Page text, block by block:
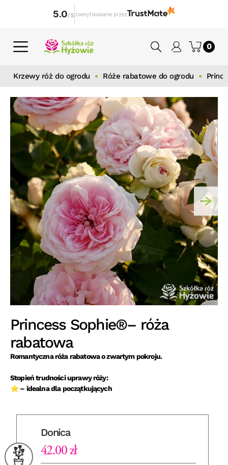
0
Krzewy róż do ogrodu Róże rabatowe do ogrodu
Princess Sophie®– róża
rabatowa
Romantyczna róża rabatowa o zwartym pokroju.
Stopień trudności uprawy róży:
⭐ – idealna dla początkujących
Donica
42.00 zł
5.0/ 5 zweryfikowane przez